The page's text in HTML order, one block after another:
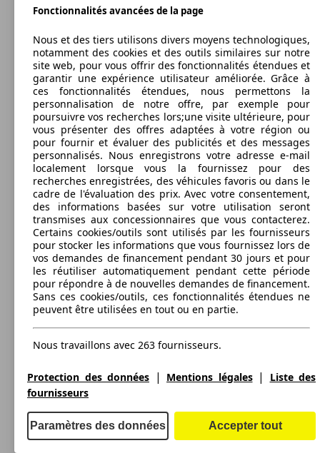
Kona 1.6 T-GDi Feel Comfort
101 KW
(138 PS)
Kona 1.6 T-GDi Feel Comfort DCT
101 KW
(138 PS)
Kona 1.6 T-GDi Feel DCT
101 KW
(138 PS)
Kona 1.6 T-GDi Feel N-Line
101 KW
Kona 1.0 T-GDi Twist DCT
88 KW
(120 PS)
Ø
l/
Kona 1.0 T-GDi Twist N-Line
88 KW
(120 PS)
Ø
l/
Kona 1.6 GDi HEV Sky DCT
77 KW
(105 PS)
Ø
l/
Kona 1.6 GDi HEV Techno DCT
77 KW
Ø
Kona 1.6 CRDi Air
100 KW
(136 PS)
Ø
l/
Kona 1.6 CRDi Sky DCT
100 KW
(136 PS)
Ø
l/
Kona 1.6 CRDi Techno
Kona 1.6 CRDi Techno DCT
(136 PS)
Afficher les variantes
Essence
Model Version
Dim. (L/l/h) :
Puissance:
100 - 150 KW (136 - 204 PS)
5
Sièges:
5
Fonctionnalités avancées de la page
Nous et des tiers utilisons divers moyens technologiques,
notamment des cookies et des outils similaires sur notre
site web, pour vous offrir des fonctionnalités étendues et
garantir une expérience utilisateur améliorée. Grâce à
ces fonctionnalités étendues, nous permettons la
personnalisation de notre offre, par exemple pour
poursuivre vos recherches lors;une visite ultérieure, pour
vous présenter des offres adaptées à votre région ou
pour fournir et évaluer des publicités et des messages
personnalisés. Nous enregistrons votre adresse e-mail
localement lorsque vous la fournissez pour des
recherches enregistrées, des véhicules favoris ou dans le
cadre de l'évaluation des prix. Avec votre consentement,
des informations basées sur votre utilisation seront
transmises aux concessionnaires que vous contacterez.
Certains cookies/outils sont utilisés par les fournisseurs
pour stocker les informations que vous fournissez lors de
vos demandes de financement pendant 30 jours et pour
les réutiliser automatiquement pendant cette période
pour répondre à de nouvelles demandes de financement.
Sans ces cookies/outils, ces fonctionnalités étendues ne
peuvent être utilisées en tout ou en partie.
Nous travaillons avec 263 fournisseurs.
Protection des données | Mentions légales|
Liste des
fournisseurs
Paramètres des données Accepter tout